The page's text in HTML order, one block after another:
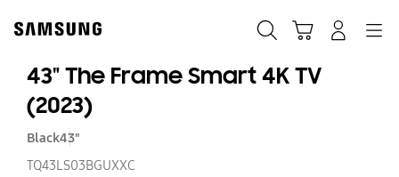
content
43" The Frame Smart 4K TV
(2023)
Black43"
TQ43LS03BGUXXC